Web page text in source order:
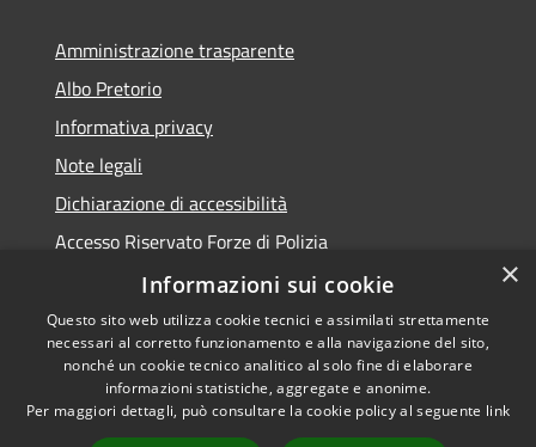
Amministrazione trasparente
Albo Pretorio
Informativa privacy
Note legali
Dichiarazione di accessibilità
Accesso Riservato Forze di Polizia
Archivio vecchio sito
RSS
Accessibilità
Copyright © 2026 • Comune di
×
Informazioni sui cookie
Questo sito web utilizza cookie tecnici e assimilati strettamente
necessari al corretto funzionamento e alla navigazione del sito,
nonché un cookie tecnico analitico al solo fine di elaborare
informazioni statistiche, aggregate e anonime.
Per maggiori dettagli, può consultare la cookie policy al seguente link